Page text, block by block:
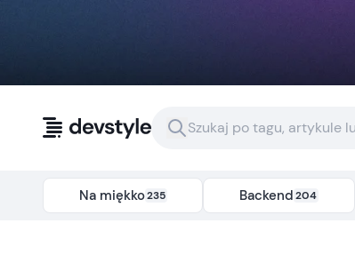
Na miękko235 Backend204